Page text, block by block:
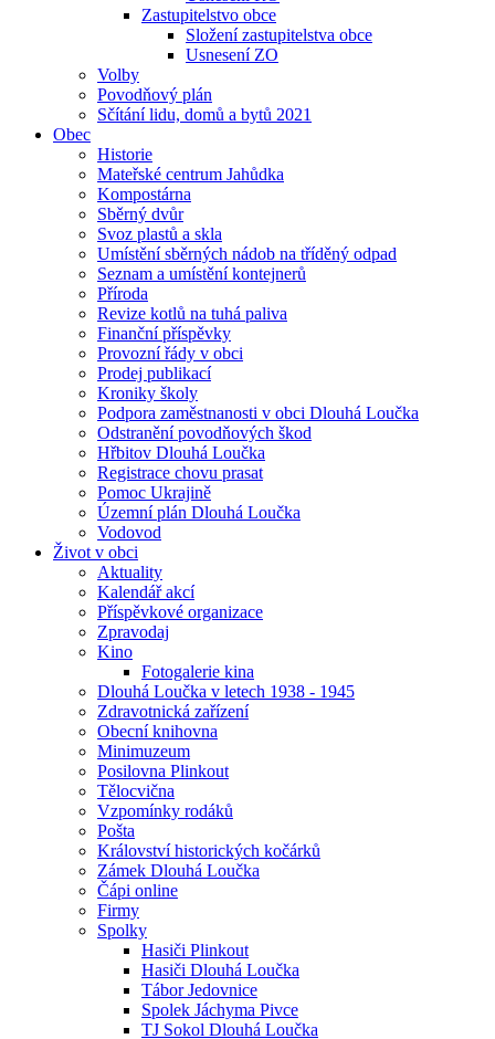
Zastupitelstvo obce
Složení zastupitelstva obce
Usnesení ZO
Volby
Povodňový plán
Sčítání lidu, domů a bytů 2021
Obec
Historie
Mateřské centrum Jahůdka
Kompostárna
Sběrný dvůr
Svoz plastů a skla
Umístění sběrných nádob na tříděný odpad
Seznam a umístění kontejnerů
Příroda
Revize kotlů na tuhá paliva
Finanční příspěvky
Provozní řády v obci
Prodej publikací
Kroniky školy
Podpora zaměstnanosti v obci Dlouhá Loučka
Odstranění povodňových škod
Hřbitov Dlouhá Loučka
Registrace chovu prasat
Pomoc Ukrajině
Územní plán Dlouhá Loučka
Vodovod
Život v obci
Aktuality
Kalendář akcí
Příspěvkové organizace
Zpravodaj
Kino
Fotogalerie kina
Dlouhá Loučka v letech 1938 - 1945
Zdravotnická zařízení
Obecní knihovna
Minimuzeum
Posilovna Plinkout
Tělocvična
Vzpomínky rodáků
Pošta
Království historických kočárků
Zámek Dlouhá Loučka
Čápi online
Firmy
Spolky
Hasiči Plinkout
Hasiči Dlouhá Loučka
Tábor Jedovnice
Spolek Jáchyma Pivce
TJ Sokol Dlouhá Loučka